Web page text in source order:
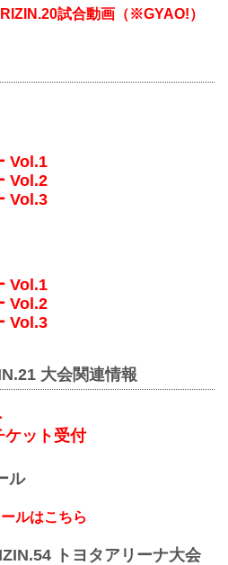
試合動画（※GYAO!）
Vol.1
Vol.2
Vol.3
Vol.1
Vol.2
Vol.3
大会関連情報
ット受付
ル
ルはこちら
トヨタアリーナ大会